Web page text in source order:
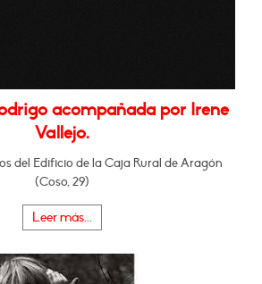
acompañada por Irene
Vallejo.
del Edificio de la Caja Rural de Aragón
(Coso, 29)
Leer más...